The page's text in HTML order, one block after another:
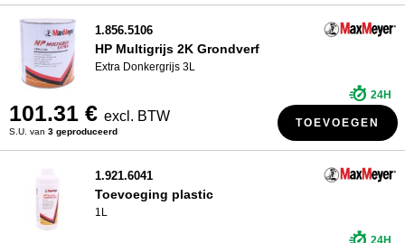
1.856.5106
HP Multigrijs 2K Grondverf
Extra Donkergrijs 3L
101.31 € excl. BTW
S.U. van 3 geproduceerd
24H
TOEVOEGEN
1.921.6041
Toevoeging plastic
1L
24H